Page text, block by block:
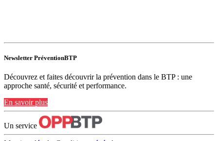
Newsletter PréventionBTP
Découvrez et faites découvrir la prévention dans le BTP : une
approche santé, sécurité et performance.
En savoir plus
Un service